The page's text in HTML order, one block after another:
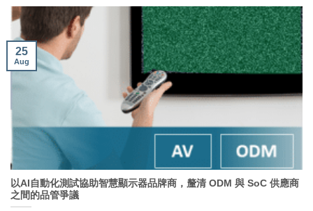
以AI自動化測試協助智慧顯示器品牌商，釐清 ODM 與 SoC 供應商
之間的品管爭議
25
Aug